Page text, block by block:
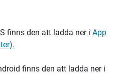
finns den att ladda ner i App
finns den att ladda ner i